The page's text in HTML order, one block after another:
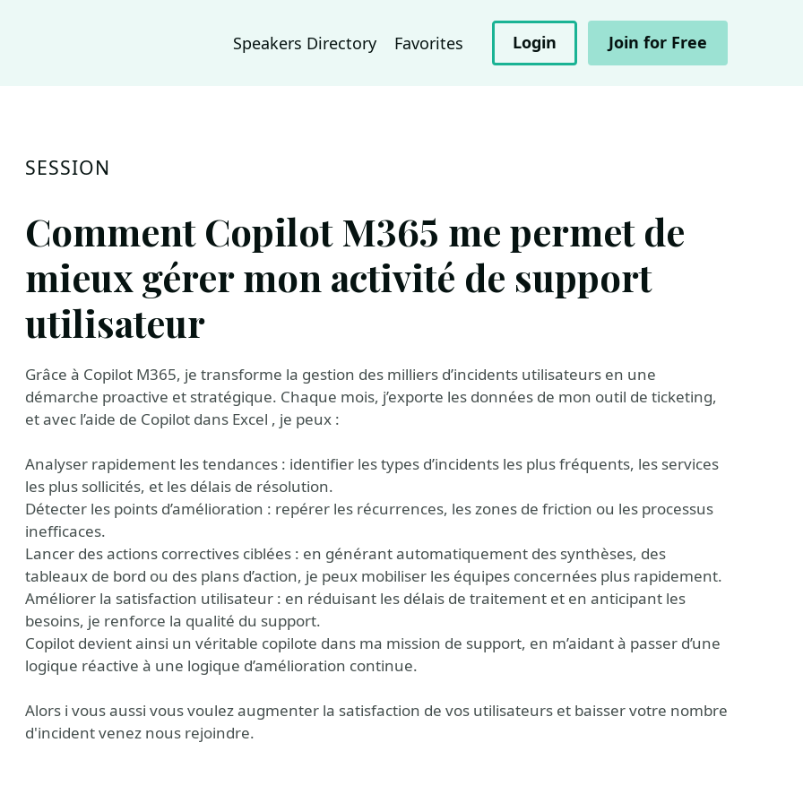
Speakers Directory Favorites Login Join for Free
SESSION
Comment Copilot M365 me permet de
mieux gérer mon activité de support
utilisateur
Grâce à Copilot M365, je transforme la gestion des milliers d’incidents utilisateurs en une
démarche proactive et stratégique. Chaque mois, j’exporte les données de mon outil de ticketing,
et avec l’aide de Copilot dans Excel , je peux :
Analyser rapidement les tendances : identifier les types d’incidents les plus fréquents, les services
les plus sollicités, et les délais de résolution.
Détecter les points d’amélioration : repérer les récurrences, les zones de friction ou les processus
inefficaces.
Lancer des actions correctives ciblées : en générant automatiquement des synthèses, des
tableaux de bord ou des plans d’action, je peux mobiliser les équipes concernées plus rapidement.
Améliorer la satisfaction utilisateur : en réduisant les délais de traitement et en anticipant les
besoins, je renforce la qualité du support.
Copilot devient ainsi un véritable copilote dans ma mission de support, en m’aidant à passer d’une
logique réactive à une logique d’amélioration continue.
Alors i vous aussi vous voulez augmenter la satisfaction de vos utilisateurs et baisser votre nombre
d'incident venez nous rejoindre.